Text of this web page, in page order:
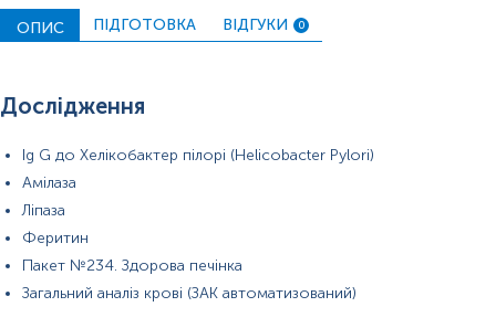
Примітка!
ОПИС ПІДГОТОВКА ВІДГУКИ 0
Дослідження
Ig G до Хелікобактер пілорі (Helicobacter Pylori)
Амілаза
Ліпаза
Феритин
Пакет №234. Здорова печінка
Загальний аналіз крові (ЗАК автоматизований)